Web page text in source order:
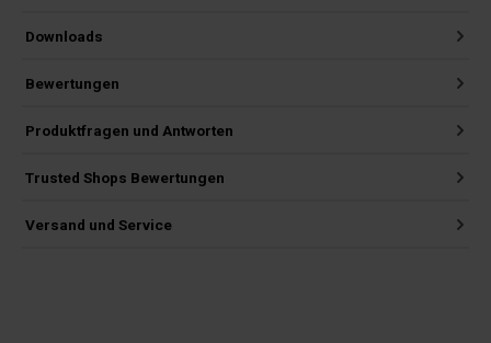
Downloads
Bewertungen
Produktfragen und Antworten
Trusted Shops Bewertungen
Versand und Service